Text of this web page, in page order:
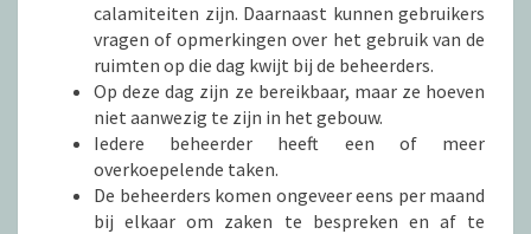
calamiteiten zijn. Daarnaast kunnen gebruikers
vragen of opmerkingen over het gebruik van de
ruimten op die dag kwijt bij de beheerders.
Op deze dag zijn ze bereikbaar, maar ze hoeven
niet aanwezig te zijn in het gebouw.
Iedere beheerder heeft een of meer
overkoepelende taken.
De beheerders komen ongeveer eens per maand
bij elkaar om zaken te bespreken en af te